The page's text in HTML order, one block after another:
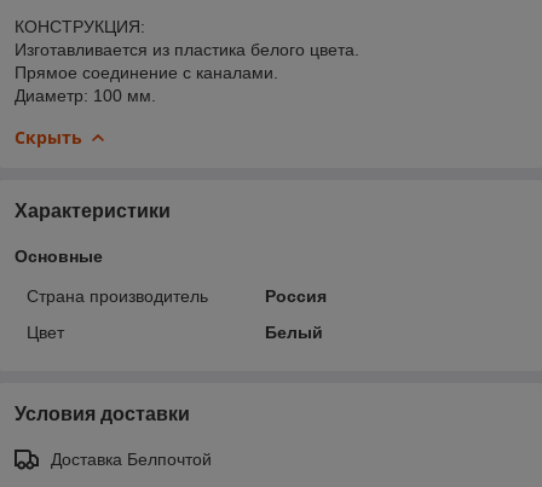
КОНСТРУКЦИЯ:
Изготавливается из пластика белого цвета.
Прямое соединение с каналами.
Диаметр: 100 мм.
Скрыть
Характеристики
Основные
Страна производитель
Россия
Цвет
Белый
Условия доставки
Доставка Белпочтой